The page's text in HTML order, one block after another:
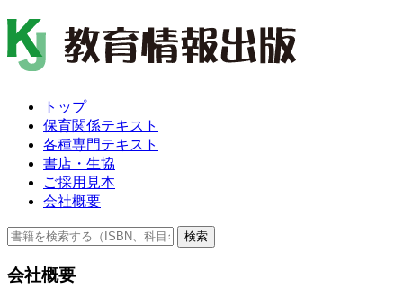
トップ
保育関係テキスト
各種専門テキスト
書店・生協
ご採用見本
会社概要
検索
会社概要